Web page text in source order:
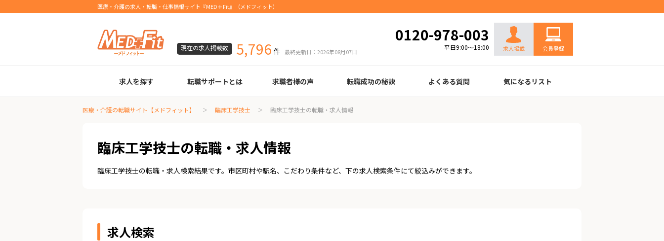
医療・介護の求人・転職・仕事情報サイト『MED＋Fit』（メドフィット）
現在の求人掲載数 5,796 件 最終更新日：2026年08月07日
0120-978-003
平日9:00～18:00 求人掲載 会員登録
求人を探す
臨床検査技師
診療放射線技師
臨床工学技士
医療事務
調剤薬局事務
理学療法士
作業療法士
言語聴覚士
機能訓練指導員
視能訓練士
看護師
薬剤師
転職サポートとは 求職者様の声
臨床検査技師
診療放射線技師
臨床工学技士
医療事務
調剤薬局事務
理学療法士
作業療法士
言語聴覚士
機能訓練指導員
視能訓練士
看護師
薬剤師
転職成功の秘訣
履歴書の書き方
職務経歴書の書き方
面接の心得
面接のコツ
転職の際に知っておきたいこと
年齢早見表
給与
よくある質問 気になるリスト
医療・介護の転職サイト【メドフィット】 臨床工学技士 臨床工学技士の転職・求人情報
臨床工学技士の転職・求人情報
臨床工学技士の転職・求人検索結果です。市区町村や駅名、こだわり条件など、下の求人検索条件にて絞込みができます。
求人検索